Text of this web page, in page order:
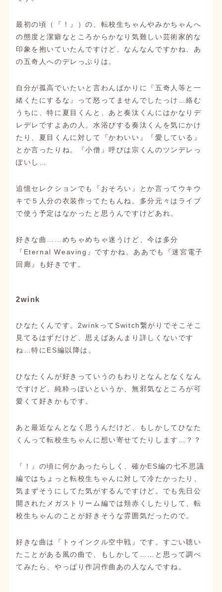
最初の頃（『！』）の、転校生ちゃんやみかちゃんへ
の態度と潔癖なところからかなり気難しい芸術家的な
印象を抱いていたんですけど、なんなんですかね、あ
の五奇人へのデレっぷりは。
自分が孤高でいたいと言わんばかりに『五奇人等と一
緒くたにするな』って怒ってませんでしたっけ…絡む
うちに、特に夏目くんと、あと奏汰くんにはかなりデ
レデレですよあの人。水浴びする奏汰くんを気にかけ
たり、夏目くんに対して『かわいい』『愛している』
とか言ったりね。『小僧』呼びは宗くんのツンデレっ
ぽいし…
追憶セレクションでも『おそろい』とか言ってウキウ
キで５人分の衣装作ってたもんね。多分元々はライブ
で使う予定はなかったと思うんですけどあれ。
好きな曲……めちゃめちゃ迷うけど、今は多分
『Eternal Weaving』ですかね。ああでも『迷宮電子
回廊』も好きです。
2wink
ひなたくんです。2winkってSwitch繋がりでそこそこ
見てるはずだけど、思えばあんまり詳しくないです
ね…特にES編以降は。
ひなたくんが好きっていうのもわりとなんとなくなん
ですけど、純粋っぽいというか、無邪気なところが可
愛くて好きかもです。
あと最近なんとなく思うんだけど、もしかしてひなた
くんって転校生ちゃんに想い寄せてたりします…？？
『！』の頃に何かあったらしく、確かES編の七不思議
編ではちょっと転校生ちゃんに対して冷たかったり、
気まずそうにしてた気がするんですけど。でも先日公
開されたメガストリーム編では頬赤くしたりして、転
校生ちゃんのことが好きそうな雰囲気だったので。
好きな曲は『トゥインクル空中戦』です。すごい聴い
たことがある風の曲で、もしかして……と思って調べ
てみたら、やっぱり作詞作曲あの人なんですね。